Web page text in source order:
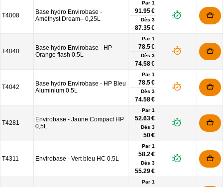
T4008
Base hydro Envirobase -
Améthyst Dream– 0,25L
Par 1
91.95 €
Dès 3
87.35 €
T4040
Base hydro Envirobase - HP
Orange flash 0.5L
Par 1
78.5 €
Dès 3
74.58 €
T4042
Base hydro Envirobase - HP Bleu
Aluminium 0.5L
Par 1
78.5 €
Dès 3
74.58 €
T4281
Envirobase - Jaune Compact HP
0,5L
Par 1
52.63 €
Dès 3
50 €
T4311 Envirobase - Vert bleu HC 0.5L
Par 1
58.2 €
Dès 3
55.29 €
Par 1